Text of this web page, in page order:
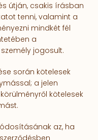
útján, csakis írásban
tenni, valamint a
mindkét fél
a
jogosult.
során kötelesek
a jelen
kötelesek
az, ha